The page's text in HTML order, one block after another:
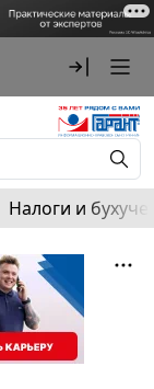
Налоги и